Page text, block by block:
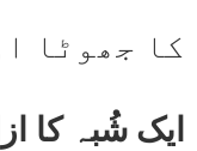
کا جھوٹا
ایک شُبہ کا